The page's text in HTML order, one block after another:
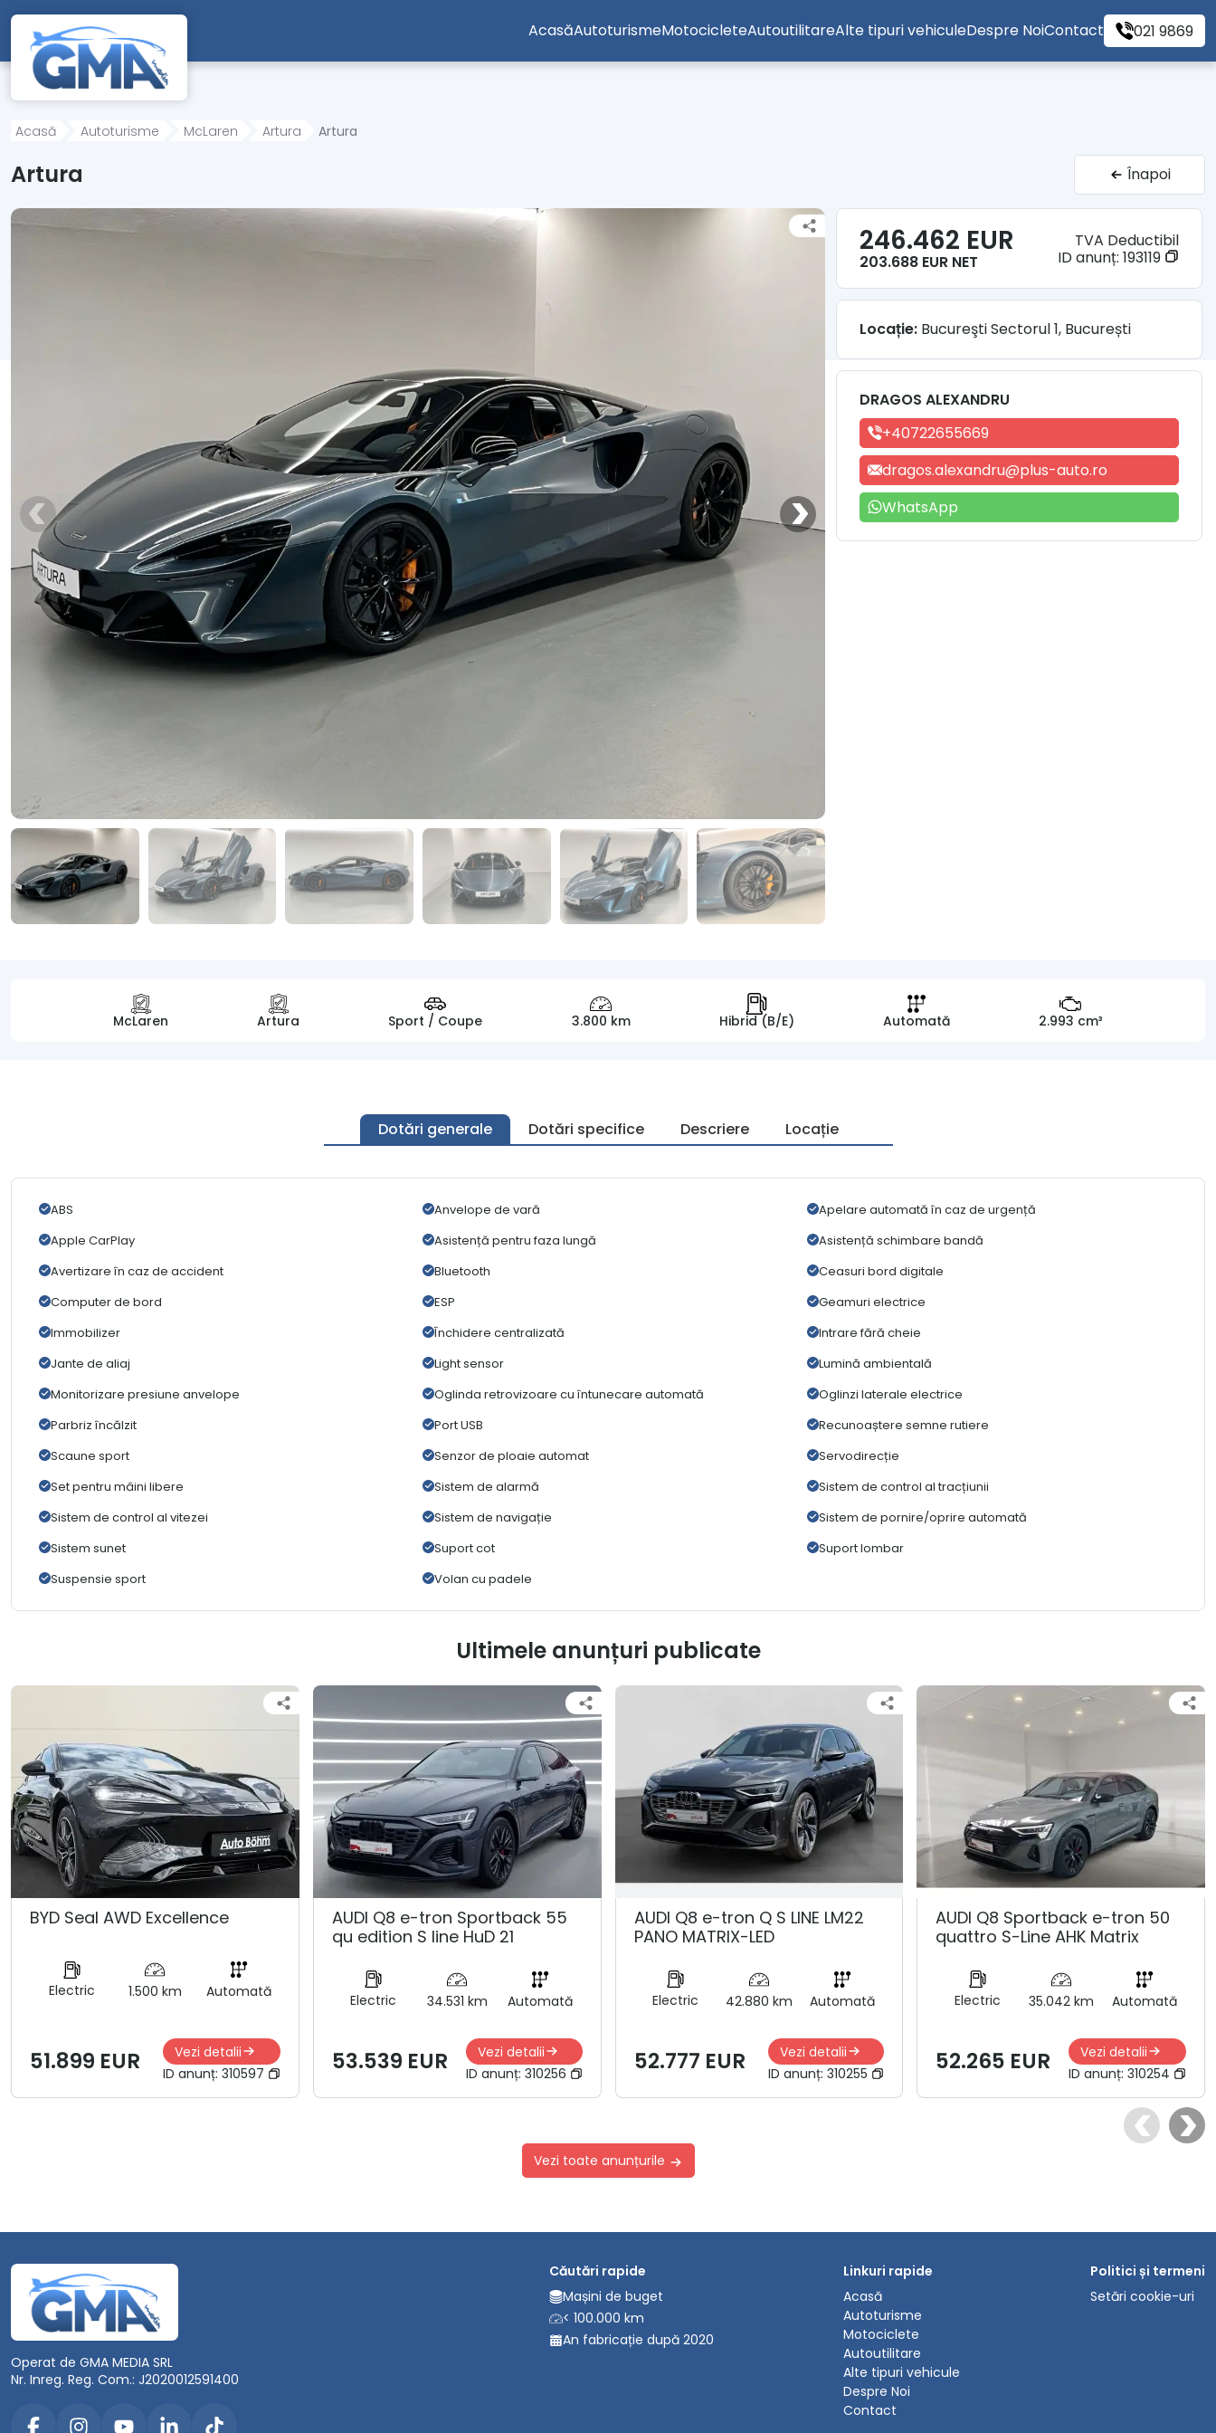
Mergi direct la conținutul principal
AcasăAutoturismeMotocicleteAutoutilitareAlte tipuri vehiculeDespre NoiContact 021 9869
Acasă Autoturisme McLaren Artura Artura
Artura Înapoi
McLaren Artura Sport / Coupe 3.800 km Hibrid (B/E) Automată 2.993 cm³
Dotări generale Dotări specifice Descriere Locație
ABS Anvelope de vară
Apelare automată în caz de urgență
Apple CarPlay
Asistență pentru faza lungă
Asistență schimbare bandă
Avertizare în caz de accident
Bluetooth
Ceasuri bord digitale
Computer de bord
ESP
Geamuri electrice
Immobilizer
Închidere centralizată
Intrare fără cheie
Jante de aliaj
Light sensor
Lumină ambientală
Monitorizare presiune anvelope
Oglinda retrovizoare cu întunecare automată
Oglinzi laterale electrice
Parbriz încălzit
Port USB
Recunoaștere semne rutiere
Scaune sport
Senzor de ploaie automat
Servodirecție
Set pentru mâini libere
Sistem de alarmă
Sistem de control al tracțiunii
Sistem de control al vitezei
Sistem de navigație
Sistem de pornire/oprire automată
Sistem sunet
Suport cot
Suport lombar
Suspensie sport
Volan cu padele
246.462 EUR
203.688 EUR NET
TVA Deductibil
ID anunț: 193119
Locație: Bucureşti Sectorul 1, București
DRAGOS ALEXANDRU
+40722655669
dragos.alexandru@plus-auto.ro
WhatsApp
Ultimele anunțuri publicate
BYD Seal AWD Excellence
Electric 1.500 km Automată
51.899 EUR
Vezi detalii
ID anunț: 310597
AUDI Q8 e-tron Sportback 55
qu edition S line HuD 21
Electric 34.531 km Automată
53.539 EUR
Vezi detalii
ID anunț: 310256
AUDI Q8 e-tron Q S LINE LM22
PANO MATRIX-LED
Electric 42.880 km Automată
52.777 EUR
Vezi detalii
ID anunț:310255
AUDI Q8 Sportback e-tron 50
quattro S-Line AHK Matrix
Electric 35.042 km Automată
52.265 EUR
Vezi detalii
ID anunț: 310254
Vezi toate anunțurile
Operat de GMA MEDIA SRL
Nr. Inreg. Reg. Com.: J2020012591400
Căutări rapide
Mașini de buget
< 100.000 km
An fabricație după 2020
Linkuri rapide
Acasă
Autoturisme
Motociclete
Autoutilitare
Alte tipuri vehicule
Despre Noi
Contact
Politici și termeni
Setări cookie-uri